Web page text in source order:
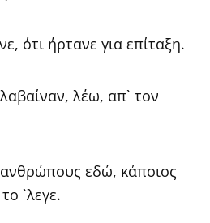
ότι ήρτανε για επίταξη.
λέω, απ` τον
εδώ, κάποιος
`λεγε.